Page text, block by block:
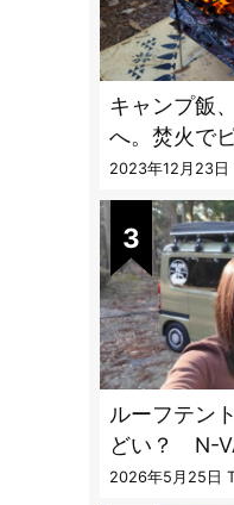
キャンプ飯
へ。焚火で
フレクター
ぎる
2023年12月23日
ルーフテン
どい？ N-
ロ車中泊で
2026年5月25日